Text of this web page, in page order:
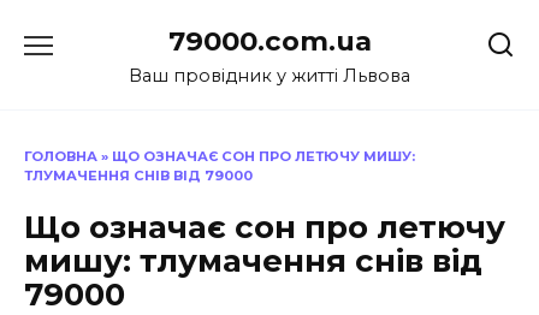
до
79000.com.ua
Ваш провідник у житті Львова
ГОЛОВНА » ЩО ОЗНАЧАЄ СОН ПРО ЛЕТЮЧУ МИШУ:
ТЛУМАЧЕННЯ СНІВ ВІД 79000
Що означає сон про летючу
мишу: тлумачення снів від
79000